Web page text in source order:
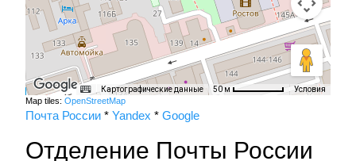
Картографические данные 50 м Условия
Map tiles: OpenStreetMap
Почта России * Yandex * Google
Отделение Почты России